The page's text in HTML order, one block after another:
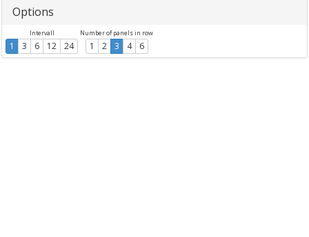
Options
Intervall
1 3 6 12 24
Number of panels in row
1 2 3 4 6